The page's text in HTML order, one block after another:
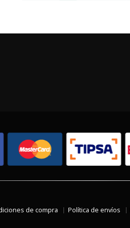
de compra Política de envíos